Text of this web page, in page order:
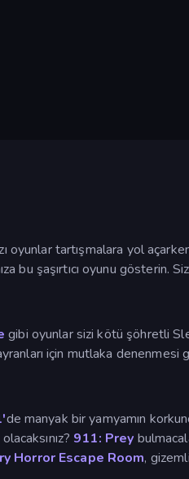
tartışmalara yol
bu şaşırtıcı oyunu gösterin.
gibi oyunlar sizi kötü şöhretli
için mutlaka denenmesi
de manyak bir yamyamın
911: Prey
Horror Escape Room,